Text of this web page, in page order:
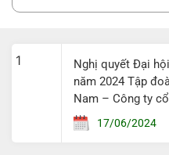
1
Nghị quyết Đại
năm 2024 Tập
Nam – Công ty
17/06/2024